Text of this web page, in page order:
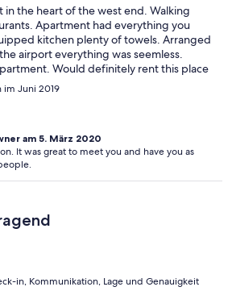
the heart of the west end. Walking
Apartment had everything you
kitchen plenty of towels. Arranged
airport everything was seemless.
Would definitely rent this place
im Juni 2019
am 5. März 2020
It was great to meet you and have you as
in, Kommunikation, Lage und Genauigkeit